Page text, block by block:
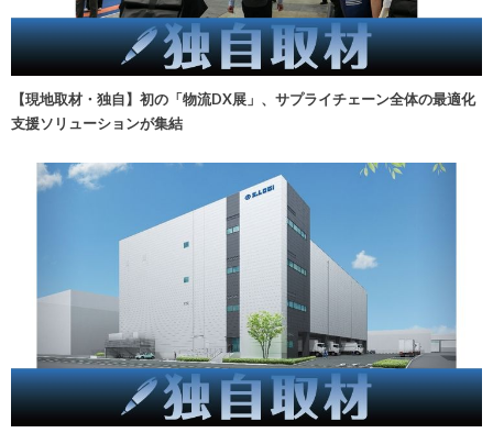
【現地取材・独自】初の「物流DX展」、サプライチェーン全体の最適化
支援ソリューションが集結